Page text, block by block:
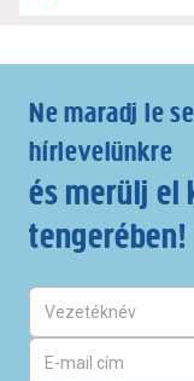
Ne maradj le
hírlevelünkre
és merülj el
tengerében!